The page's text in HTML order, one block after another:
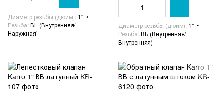
Диаметр резьбы (дюйм) 1"
Резьба ВН (Внутренняя/
Наружная)
Диаметр резьбы (дюйм) 1"
Резьба ВВ (Внутренняя/
Внутренняя)